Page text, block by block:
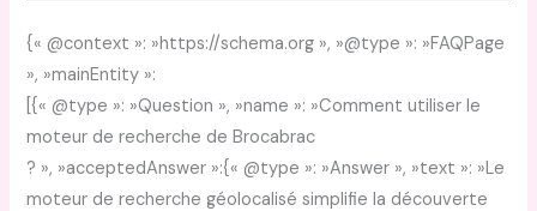
{« @context »: »https://schema.org », »@type »: »FAQPage
», »mainEntity »:
[{« @type »: »Question », »name »: »Comment utiliser le
moteur de recherche de Brocabrac
? », »acceptedAnswer »:{« @type »: »Answer », »text »: »Le
moteur de recherche géolocalisé simplifie la découverte